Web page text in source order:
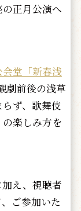
正月公演へ
会堂「新春浅
劇前後の浅草
ず、歌舞伎
楽しみ方を
え、視聴者
ご参加いた